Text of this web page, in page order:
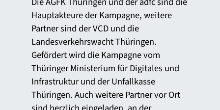
Hauptakteure der Kampagne, weitere
Partner sind der VCD und die
Landesverkehrswacht Thüringen.
Gefördert wird die Kampagne vom
Thüringer Ministerium für Digitales und
Infrastruktur und der Unfallkasse
Thüringen. Auch weitere Partner vor Ort